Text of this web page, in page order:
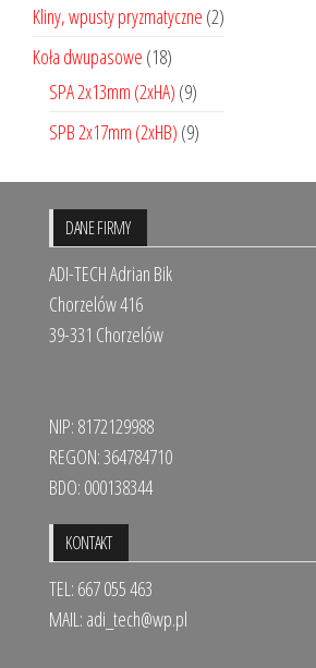
Kliny, wpusty pryzmatyczne (2)
Koła dwupasowe (18)
SPA 2x13mm (2xHA) (9)
SPB 2x17mm (2xHB) (9)
DANE FIRMY
ADI-TECH Adrian Bik
Chorzelów 416
39-331 Chorzelów
NIP: 8172129988
REGON: 364784710
BDO: 000138344
KONTAKT
TEL: 667 055 463
MAIL: adi_tech@wp.pl